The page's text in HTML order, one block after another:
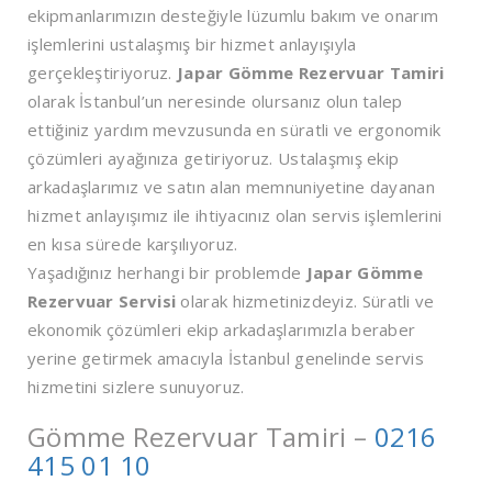
ekipmanlarımızın desteğiyle lüzumlu bakım ve onarım
işlemlerini ustalaşmış bir hizmet anlayışıyla
gerçekleştiriyoruz. Japar Gömme Rezervuar Tamiri
olarak İstanbul’un neresinde olursanız olun talep
ettiğiniz yardım mevzusunda en süratli ve ergonomik
çözümleri ayağınıza getiriyoruz. Ustalaşmış ekip
arkadaşlarımız ve satın alan memnuniyetine dayanan
hizmet anlayışımız ile ihtiyacınız olan servis işlemlerini
en kısa sürede karşılıyoruz.
Yaşadığınız herhangi bir problemde Japar Gömme
Rezervuar Servisi olarak hizmetinizdeyiz. Süratli ve
ekonomik çözümleri ekip arkadaşlarımızla beraber
yerine getirmek amacıyla İstanbul genelinde servis
hizmetini sizlere sunuyoruz.
Gömme Rezervuar Tamiri – 0216
415 01 10